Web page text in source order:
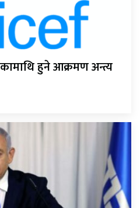
हुने आक्रमण अन्त्य